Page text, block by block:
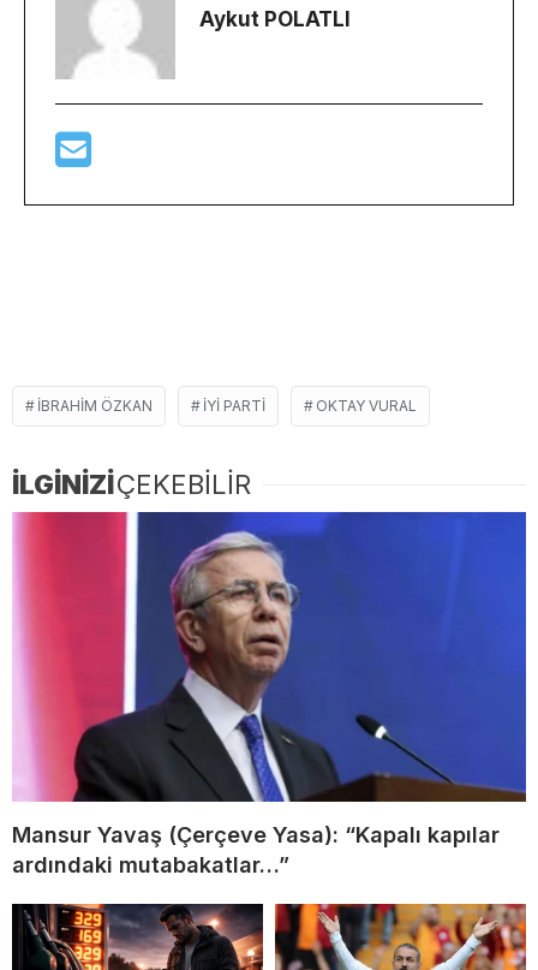
Aykut POLATLI
IBRAHIM ÖZKAN IYI PARTI OKTAY VURAL
İLGİNİZİÇEKEBİLİR
Mansur Yavaş (Çerçeve Yasa): “Kapalı kapılar
ardındaki mutabakatlar…”